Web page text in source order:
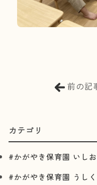
前の記
カテゴリ
#かがやき保育園 いし
#かがやき保育園 うしく